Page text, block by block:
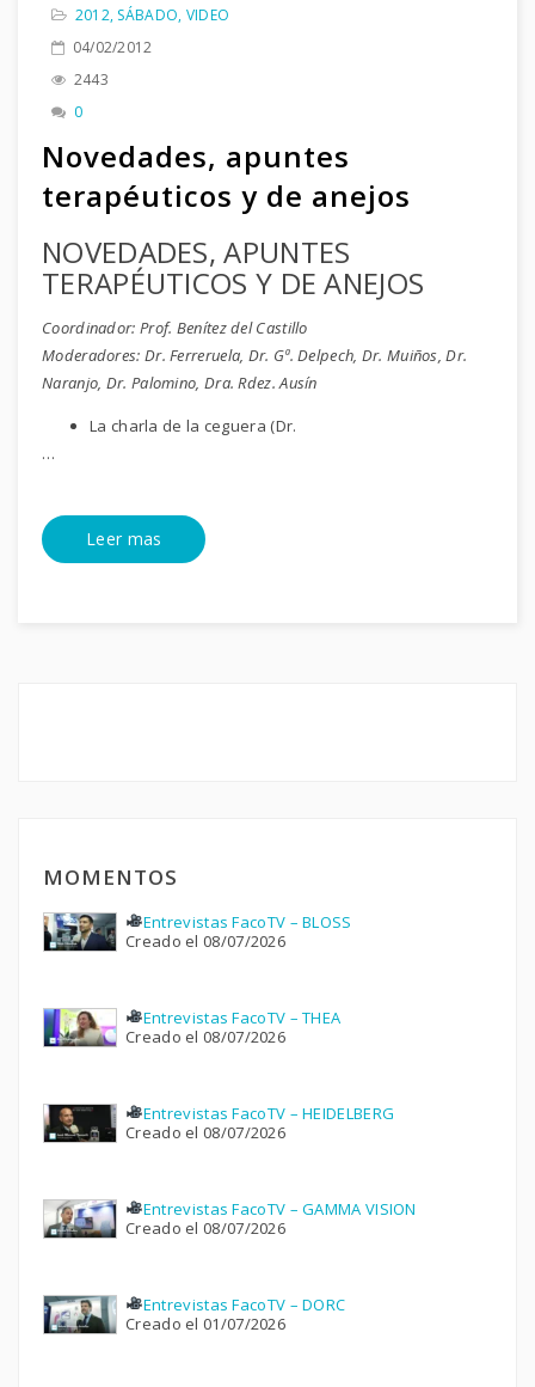
2012, SÁBADO, VIDEO
04/02/2012
2443
0
Novedades, apuntes
terapéuticos y de anejos
NOVEDADES, APUNTES
TERAPÉUTICOS Y DE ANEJOS
Coordinador: Prof. Benítez del Castillo
Moderadores: Dr. Ferreruela, Dr. Gª. Delpech, Dr. Muiños, Dr.
Naranjo, Dr. Palomino, Dra. Rdez. Ausín
La charla de la ceguera (Dr.
…
Leer mas
MOMENTOS
Entrevistas FacoTV – BLOSS
Creado el 08/07/2026
Entrevistas FacoTV – THEA
Creado el 08/07/2026
Entrevistas FacoTV – HEIDELBERG
Creado el 08/07/2026
Entrevistas FacoTV – GAMMA VISION
Creado el 08/07/2026
Entrevistas FacoTV – DORC
Creado el 01/07/2026